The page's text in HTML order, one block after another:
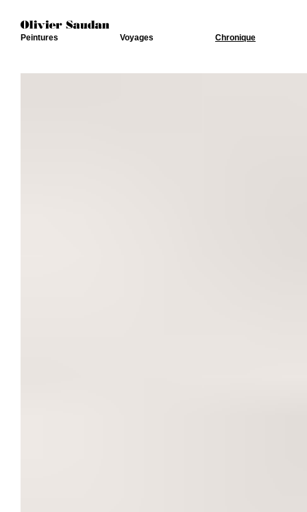
Peintures Voyages Chronique